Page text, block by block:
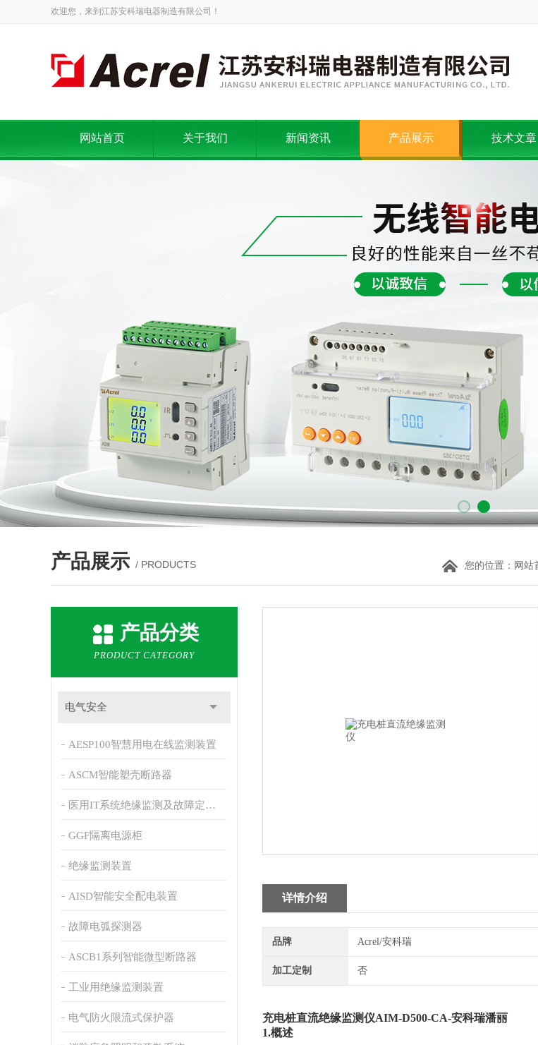
欢迎您，来到江苏安科瑞电器制造有限公司！
网站首页 关于我们 新闻资讯 产品展示 技术文章
产品展示 / PRODUCTS 您的位置： 网站
产品分类
PRODUCT CATEGORY
电气安全
AESP100智慧用电在线监测装置
ASCM智能塑壳断路器
医用IT系统绝缘监测及故障定位产品
GGF隔离电源柜
绝缘监测装置
AISD智能安全配电装置
故障电弧探测器
ASCB1系列智能微型断路器
工业用绝缘监测装置
电气防火限流式保护器
详情介绍
品牌 Acrel/安科瑞
加工定制 否
充电桩直流绝缘监测仪AIM-D500-CA-安科瑞潘丽
1.概述